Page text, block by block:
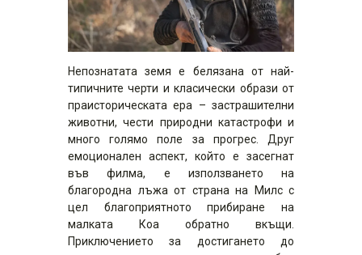
Непознатата земя е белязана от най-
типичните черти и класически образи от
праисторическата ера – застрашителни
животни, чести природни катастрофи и
много голямо поле за прогрес. Друг
емоционален аспект, който е засегнат
във филма, е използването на
благородна лъжа от страна на Милс с
цел благоприятното прибиране на
малката Коа обратно вкъщи.
Приключението за достигането до